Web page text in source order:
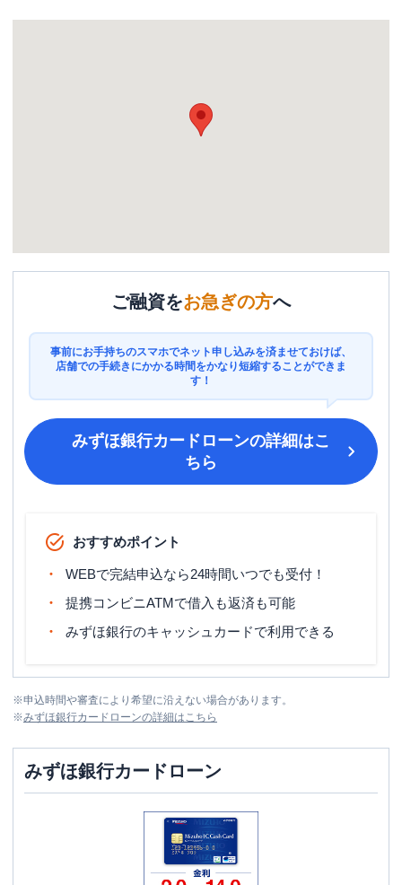
ご融資をお急ぎの方へ
事前にお手持ちのスマホでネット申し込みを済ませておけば、
店舗での手続きにかかる時間をかなり短縮することができま
す！
みずほ銀行カードローンの詳細はこ
ちら
おすすめポイント
WEBで完結申込なら24時間いつでも受付！
提携コンビニATMで借入も返済も可能
みずほ銀行のキャッシュカードで利用できる
※申込時間や審査により希望に沿えない場合があります。
※みずほ銀行カードローンの詳細はこちら
みずほ銀行カードローン